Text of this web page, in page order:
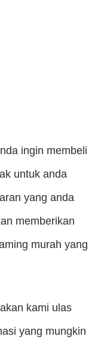
ingin membeli
untuk anda
yang anda
memberikan
murah yang
kami ulas
yang mungkin